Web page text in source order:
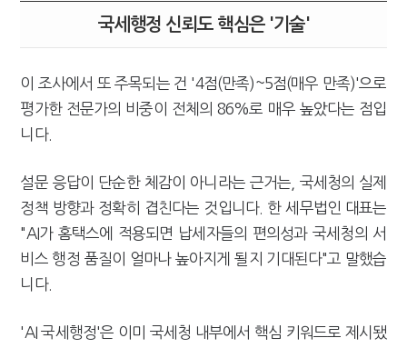
국세행정 신뢰도 핵심은 '기술'
이 조사에서 또 주목되는 건 '4점(만족)~5점(매우 만족)'으로
평가한 전문가의 비중이 전체의 86%로 매우 높았다는 점입
니다.
설문 응답이 단순한 체감이 아니라는 근거는, 국세청의 실제
정책 방향과 정확히 겹친다는 것입니다. 한 세무법인 대표는
"AI가 홈택스에 적용되면 납세자들의 편의성과 국세청의 서
비스 행정 품질이 얼마나 높아지게 될지 기대된다"고 말했습
니다.
'AI 국세행정'은 이미 국세청 내부에서 핵심 키워드로 제시됐